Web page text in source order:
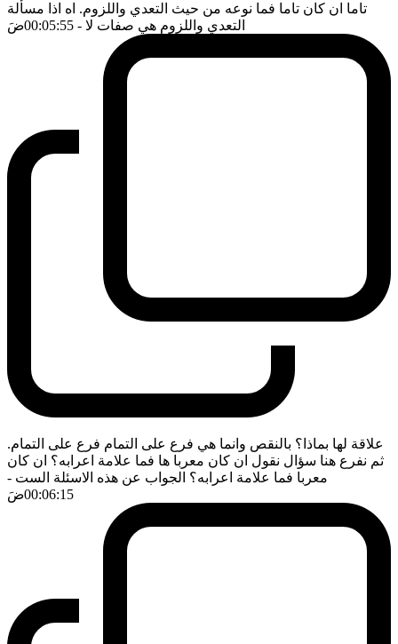
تاما ان كان تاما فما نوعه من حيث التعدي واللزوم. اه اذا مسألة
التعدي واللزوم هي صفات لا - 00:05:55 ضَ
علاقة لها بماذا؟ بالنقص وانما هي فرع على التمام فرع على التمام.
ثم نفرع هنا سؤال نقول ان كان معربا ها فما علامة اعرابه؟ ان كان
معربا فما علامة اعرابه؟ الجواب عن هذه الاسئلة الست -
00:06:15ضَ